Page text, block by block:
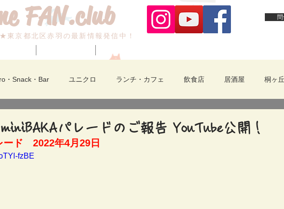
FAN.club
東京都北区赤羽の最新情報発信中！
・Snack・Bar ユニクロ ランチ・カフェ 飲食店 居酒屋 桐ヶ
・中華・拉麺
赤羽一番街
パレードのご報告 YouTube公開！
ド　2022年4月29日
fzBE